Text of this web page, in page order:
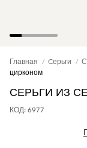
Главная Cерьги
цирконом
СЕРЬГИ ИЗ
КОД: 6977